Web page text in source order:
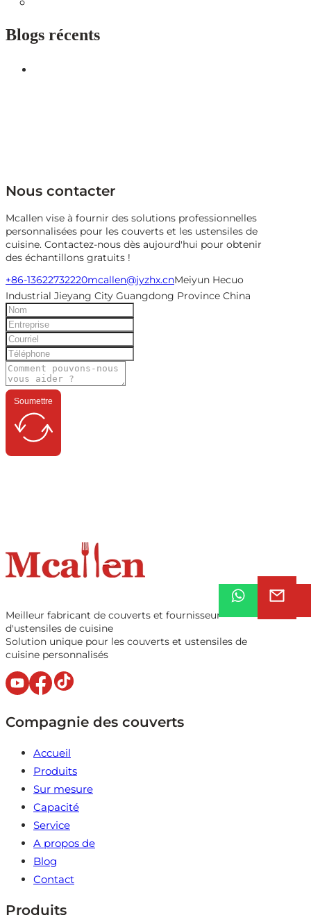
Blogs récents
Nous contacter
Mcallen vise à fournir des solutions professionnelles
personnalisées pour les couverts et les ustensiles de
cuisine. Contactez-nous dès aujourd'hui pour obtenir
des échantillons gratuits !
+86-13622732220mcallen@jyzhx.cnMeiyun Hecuo
Industrial Jieyang City Guangdong Province China
Soumettre
Meilleur fabricant de couverts et fournisseur
d'ustensiles de cuisine
Solution unique pour les couverts et ustensiles de
cuisine personnalisés
Compagnie des couverts
Accueil
Produits
Sur mesure
Capacité
Service
A propos de
Blog
Contact
Produits